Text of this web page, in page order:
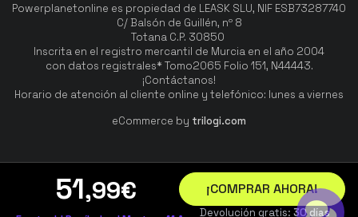
51,99€ ¡COMPRAR AHORA!
Devolución gratis: 30 días
Powerplanetonline es propiedad de LEASK SLU, NIF ESB73287740
C/ Balsón de Guillén, nº 8
Totana C.P. 30850
Inscrita en el registro mercantil de Murcia en el año 2004
con datos registrales* Tomo2065 Folio 151, N44443.
¡Contáctanos!
Horario de atención al cliente online y telefónico: lunes a viernes
eCommerce by trilogi.com